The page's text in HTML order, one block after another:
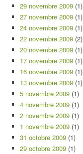
29 novembre 2009 (1)
27 novembre 2009 (1)
24 novembre 2009 (1)
22 novembre 2009 (2)
20 novembre 2009 (1)
17 novembre 2009 (1)
16 novembre 2009 (1)
13 novembre 2009 (1)
5 novembre 2009 (1)
4 novembre 2009 (1)
2 novembre 2009 (1)
1 novembre 2009 (1)
31 octobre 2009 (1)
29 octobre 2009 (1)